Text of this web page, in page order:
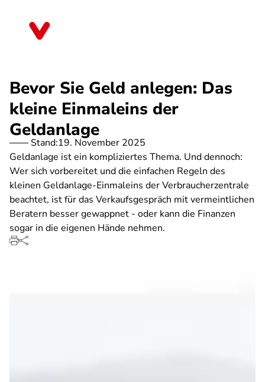
Bevor Sie Geld anlegen: Das
kleine Einmaleins der
Geldanlage
Stand:19. November 2025
Geldanlage ist ein kompliziertes Thema. Und dennoch:
Wer sich vorbereitet und die einfachen Regeln des
kleinen Geldanlage-Einmaleins der Verbraucherzentrale
beachtet, ist für das Verkaufsgespräch mit vermeintlichen
Beratern besser gewappnet - oder kann die Finanzen
sogar in die eigenen Hände nehmen.